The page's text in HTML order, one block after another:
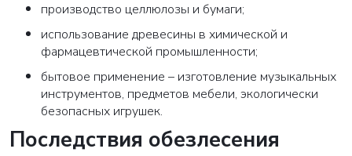
производство целлюлозы и бумаги;
использование древесины в химической и
фармацевтической промышленности;
бытовое применение – изготовление музыкальных
инструментов, предметов мебели, экологически
безопасных игрушек.
Последствия обезлесения